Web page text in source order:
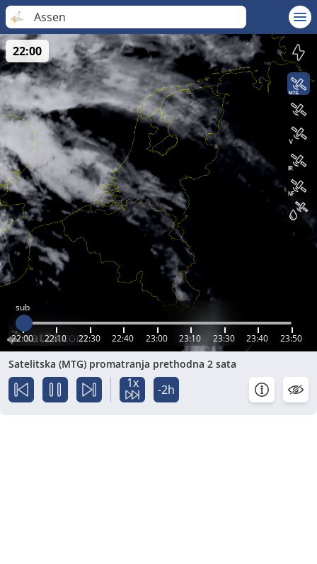
Assen
sub
22:00 22:10 22:30 22:40 23:00 23:10 23:30 23:40 23:50
22:00
Satelitska (MTG) promatranja prethodna 2 sata
1x -2h